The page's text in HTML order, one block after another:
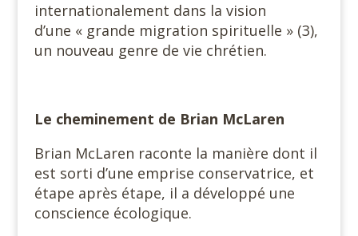
internationalement dans la vision
d’une « grande migration spirituelle » (3),
un nouveau genre de vie chrétien.
Le cheminement de Brian McLaren
Brian McLaren raconte la manière dont il
est sorti d’une emprise conservatrice, et
étape après étape, il a développé une
conscience écologique.